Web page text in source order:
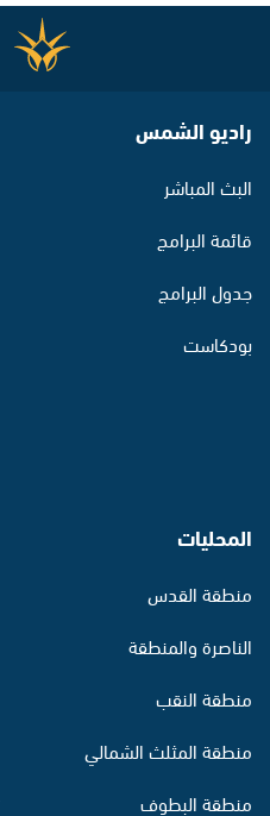
راديو الشمس
البث المباشر
قائمة البرامج
جدول البرامج
بودكاست
المحليات
منطقة القدس
الناصرة والمنطقة
منطقة النقب
منطقة المثلث الشمالي
منطقة البطوف